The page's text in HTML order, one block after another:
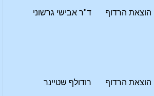
הוצאת הרדוף ד"ר אבישי גרשוני
הוצאת הרדוף רודולף שטיינר